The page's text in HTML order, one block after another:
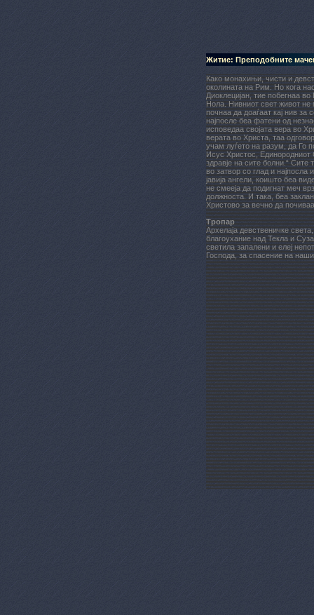
Житие: Преподобните
Како монахињи, чисти и
околината на Рим. Но кога
Диоклецијан, тие побегнаа
Нола. Нивниот свет живот не
почнаа да доаѓаат кај нив
најпосле беа фатени од
исповедаа својата вера во
верата во Христа, таа
учам луѓето на разум, да Го
Исус Христос, Единородниот
здравје на сите болни.“
во затвор со глад и
јавија ангели, коишто беа
не смееја да подигнат меч
должноста. И така, беа
Христово за вечно да
Тропар
Архелаја девственичке
благоухание над Текла и
светила запалени и елеј
Господа, за спасение на